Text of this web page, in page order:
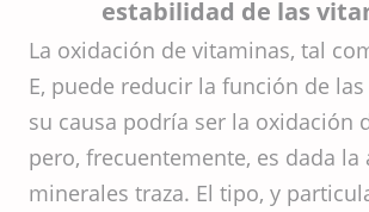
estabilidad de las
La oxidación de vitaminas, tal
E, puede reducir la función de
su causa podría ser la oxidación
pero, frecuentemente, es dada la
minerales traza. El tipo, y